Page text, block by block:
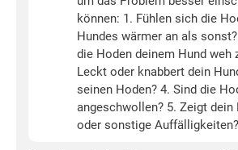
können: 1. Fühlen sich die
Hundes wärmer an als
die Hoden deinem Hund weh
Leckt oder knabbert dein
seinen Hoden? 4. Sind die
angeschwollen? 5. Zeigt dein
oder sonstige Auffälligkeiten?